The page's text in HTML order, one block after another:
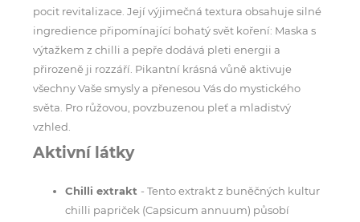
pocit revitalizace. Její výjimečná textura obsahuje silné
ingredience připomínající bohatý svět koření: Maska s
výtažkem z chilli a pepře dodává pleti energii a
přirozeně ji rozzáří. Pikantní krásná vůně aktivuje
všechny Vaše smysly a přenesou Vás do mystického
světa. Pro růžovou, povzbuzenou pleť a mladistvý
vzhled.
Aktivní látky
Chilli extrakt - Tento extrakt z buněčných kultur
chilli papriček (Capsicum annuum) působí